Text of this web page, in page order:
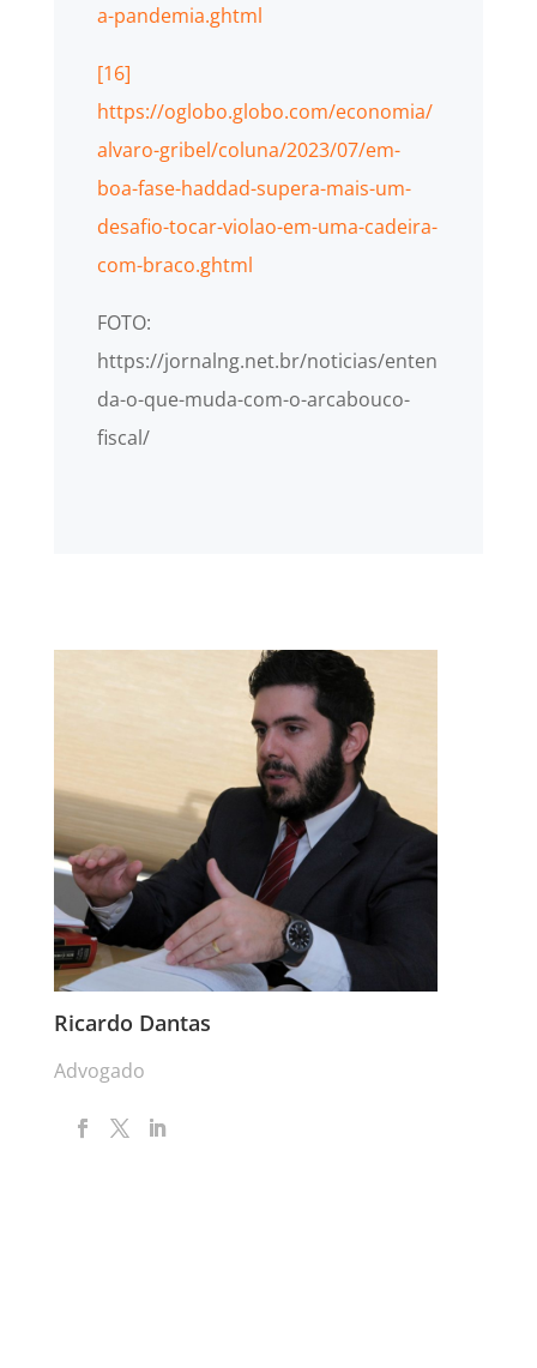
a-pandemia.ghtml
[16]
https://oglobo.globo.com/economia/
alvaro-gribel/coluna/2023/07/em-
boa-fase-haddad-supera-mais-um-
desafio-tocar-violao-em-uma-cadeira-
com-braco.ghtml
FOTO:
https://jornalng.net.br/noticias/enten
da-o-que-muda-com-o-arcabouco-
fiscal/
Ricardo Dantas
Advogado